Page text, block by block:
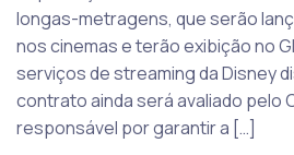
longas-metragens, que serão
nos cinemas e terão exibição no
serviços de streaming da Disney
contrato ainda será avaliado pelo
responsável por garantir a […]